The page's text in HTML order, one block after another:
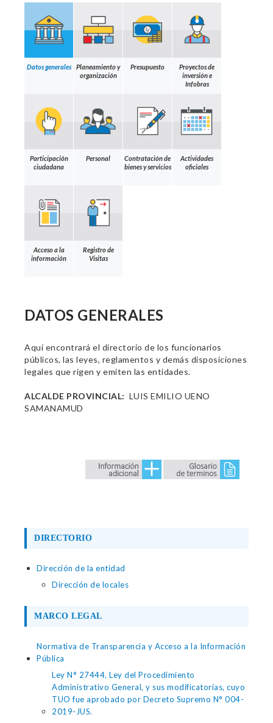
Datos generales
Planeamiento y
organización
Presupuesto
Proyectos de
inversión e
Infobras
Participación
ciudadana
Personal
Contratación de
bienes y servicios
Actividades
oficiales
Acceso a la
información
Registro de
Visitas
DATOS GENERALES
Aquí encontrará el directorio de los funcionarios
públicos, las leyes, reglamentos y demás disposiciones
legales que rigen y emiten las entidades.
ALCALDE PROVINCIAL: LUIS EMILIO UENO
SAMANAMUD
DIRECTORIO
Dirección de la entidad
Dirección de locales
MARCO LEGAL
Normativa de Transparencia y Acceso a la Información
Pública
Ley N° 27444, Ley del Procedimiento
Administrativo General, y sus modificatorias, cuyo
TUO fue aprobado por Decreto Supremo N° 004-
2019-JUS.